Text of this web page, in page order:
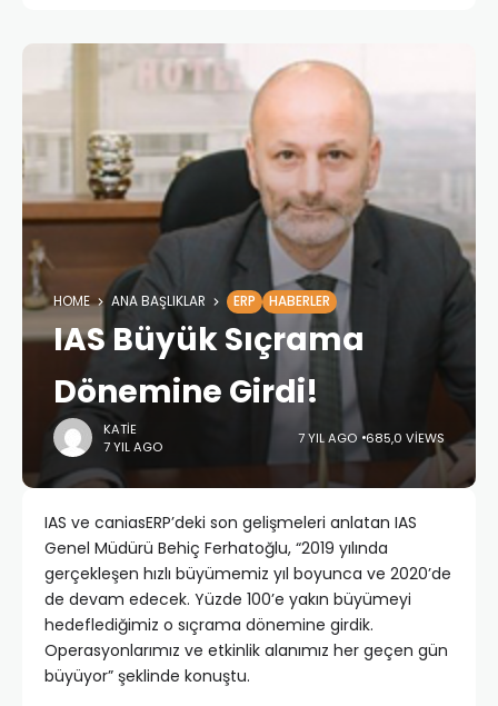
HOME ANA BAŞLIKLAR ERP HABERLER
IAS Büyük Sıçrama
Dönemine Girdi!
KATIE
7 YIL AGO
7 YIL AGO 685,0 VIEWS
IAS ve caniasERP’deki son gelişmeleri anlatan IAS
Genel Müdürü Behiç Ferhatoğlu, “2019 yılında
gerçekleşen hızlı büyümemiz yıl boyunca ve 2020’de
de devam edecek. Yüzde 100’e yakın büyümeyi
hedeflediğimiz o sıçrama dönemine girdik.
Operasyonlarımız ve etkinlik alanımız her geçen gün
büyüyor” şeklinde konuştu.